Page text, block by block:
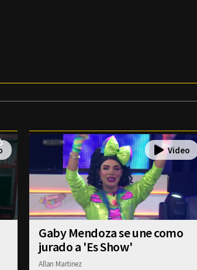
Gaby Mendoza se une como
jurado a 'Es Show'
Allan Martinez